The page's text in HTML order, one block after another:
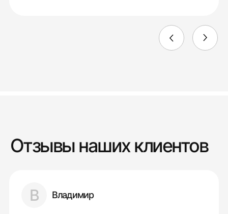
Отзывы наших клиентов
В Владимир